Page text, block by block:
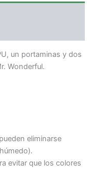
un portaminas y dos
Wonderful.
eliminarse
evitar que los colores